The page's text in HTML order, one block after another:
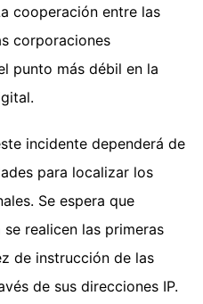
cooperación entre las
corporaciones
punto más débil en la
incidente dependerá de
para localizar los
Se espera que
realicen las primeras
de instrucción de las
de sus direcciones IP.